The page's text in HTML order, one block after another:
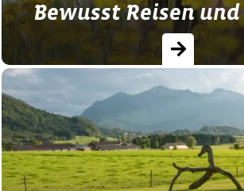
Bewusst Reisen
Kraft tanken und den Körper
mit allen Sinnen
Reisen mit dem Blauen